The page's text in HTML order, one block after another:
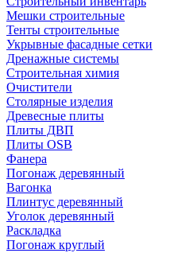
Мешки строительные
Тенты строительные
Укрывные фасадные сетки
Дренажные системы
Строительная химия
Очистители
Столярные изделия
Древесные плиты
Плиты ДВП
Плиты OSB
Фанера
Погонаж деревянный
Вагонка
Плинтус деревянный
Уголок деревянный
Раскладка
Погонаж круглый